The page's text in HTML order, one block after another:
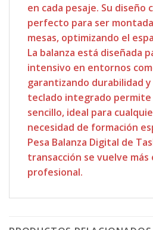
en cada pesaje. Su diseño
perfecto para ser
mesas, optimizando el
La balanza está diseñada
intensivo en entornos
garantizando durabilidad y
teclado integrado permite
sencillo, ideal para
necesidad de formación
Pesa Balanza Digital de
transacción se vuelve
profesional.